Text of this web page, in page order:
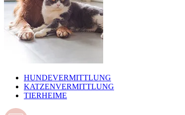
HUNDEVERMITTLUNG
KATZENVERMITTLUNG
TIERHEIME